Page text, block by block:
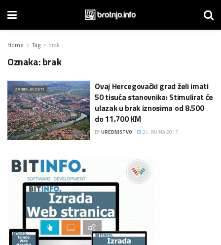
Home Tag brak
Oznaka:brak
ZANIMLJIVOSTI
Ovaj Hercegovački grad želi imati
50 tisuća stanovnika: Stimulirat će
ulazak u brak iznosima od 8.500
do 11.700 KM
BYUREDNISTVO 24. RUJNA 2017.